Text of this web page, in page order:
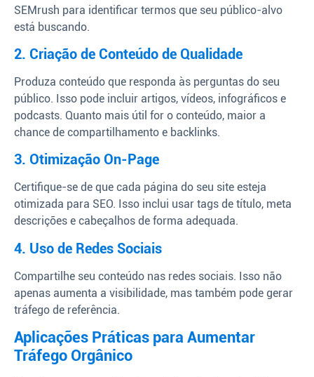
SEMrush para identificar termos que seu público-alvo
está buscando.
2. Criação de Conteúdo de Qualidade
Produza conteúdo que responda às perguntas do seu
público. Isso pode incluir artigos, vídeos, infográficos e
podcasts. Quanto mais útil for o conteúdo, maior a
chance de compartilhamento e backlinks.
3. Otimização On-Page
Certifique-se de que cada página do seu site esteja
otimizada para SEO. Isso inclui usar tags de título, meta
descrições e cabeçalhos de forma adequada.
4. Uso de Redes Sociais
Compartilhe seu conteúdo nas redes sociais. Isso não
apenas aumenta a visibilidade, mas também pode gerar
tráfego de referência.
Aplicações Práticas para Aumentar
Tráfego Orgânico